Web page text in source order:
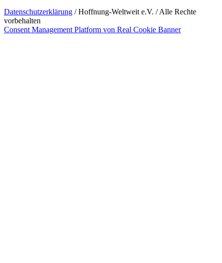
Datenschutzerklärung / Hoffnung-Weltweit e.V. / Alle Rechte
vorbehalten
Consent Management Platform von Real Cookie Banner